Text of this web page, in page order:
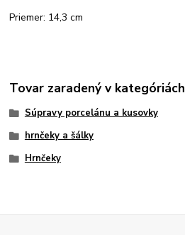
Priemer: 14,3 cm
Tovar zaradený v kategóriách
Súpravy porcelánu a kusovky
hrnčeky a šálky
Hrnčeky